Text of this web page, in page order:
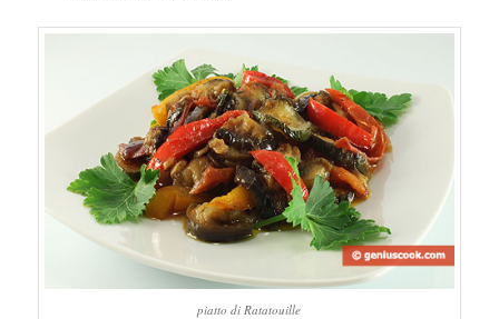
piatto di Ratatouille